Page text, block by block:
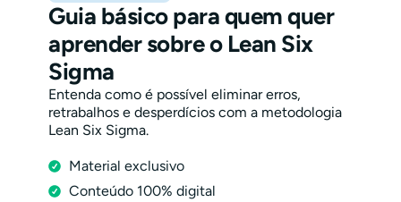
Guia básico para quem quer
aprender sobre o Lean Six
Sigma
Entenda como é possível eliminar erros,
retrabalhos e desperdícios com a metodologia
Lean Six Sigma.
Material exclusivo
Conteúdo 100% digital